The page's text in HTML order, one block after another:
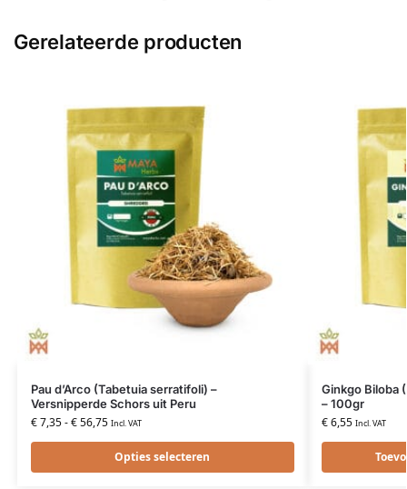
Gerelateerde producten
Pau d’Arco (Tabetuia serratifoli) –
Versnipperde Schors uit Peru
€7,35-€56,75 Incl. VAT
Opties selecteren
Ginkgo Biloba
– 100gr
€6,55 Incl. VAT